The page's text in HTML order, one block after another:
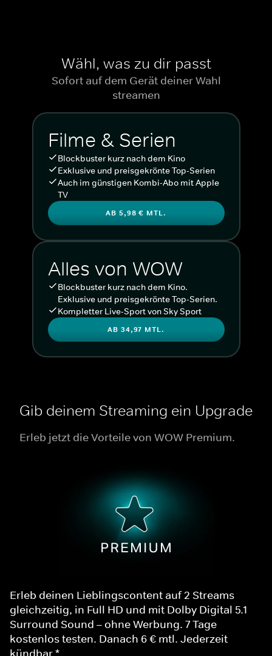
Wähl, was zu dir passt
Sofort auf dem Gerät deiner Wahl
streamen
Filme & Serien
Blockbuster kurz nach dem Kino
Exklusive und preisgekrönte Top-Serien
Auch im günstigen Kombi-Abo mit Apple
TV
AB 5,98 € MTL.
Alles von WOW
Blockbuster kurz nach dem Kino.
Exklusive und preisgekrönte Top-Serien.
Kompletter Live-Sport von Sky Sport
AB 34,97 MTL.
Gib deinem Streaming ein Upgrade
Erleb jetzt die Vorteile von WOW Premium.
Erleb deinen Lieblingscontent auf 2 Streams
gleichzeitig, in Full HD und mit Dolby Digital 5.1
Surround Sound – ohne Werbung. 7 Tage
kostenlos testen. Danach 6 € mtl. Jederzeit